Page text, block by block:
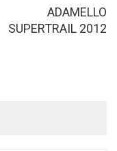
ADAMELLO
SUPERTRAIL 2012